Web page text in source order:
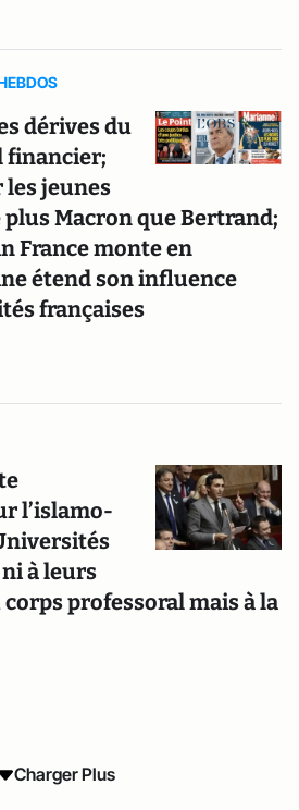
dérives du
financier;
les jeunes
Macron que Bertrand;
France monte en
étend son influence
françaises
l’islamo-
à leurs
professoral mais à la
Charger Plus